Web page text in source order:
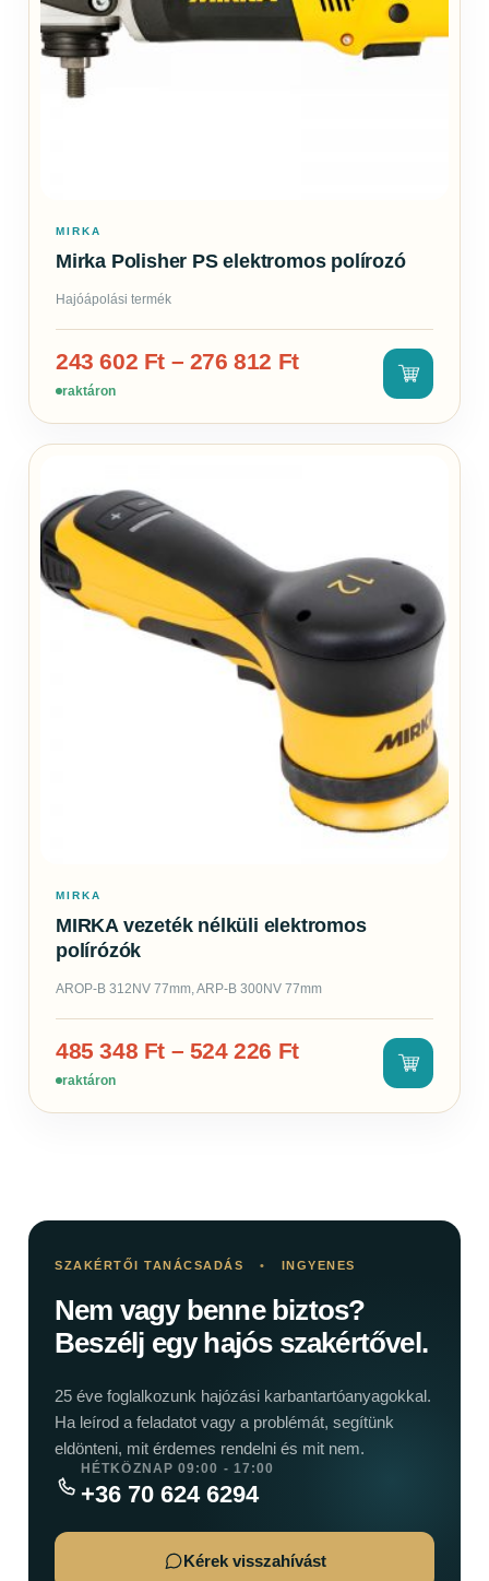
MIRKA
Mirka Polisher PS elektromos polírozó
Hajóápolási termék
243 602 Ft – 276 812 Ft
raktáron
MIRKA
MIRKA vezeték nélküli elektromos
polírózók
AROP-B 312NV 77mm, ARP-B 300NV 77mm
485 348 Ft – 524 226 Ft
raktáron
SZAKÉRTŐI TANÁCSADÁS • INGYENES
Nem vagy benne biztos?
Beszélj egy hajós szakértővel.
25 éve foglalkozunk hajózási karbantartóanyagokkal.
Ha leírod a feladatot vagy a problémát, segítünk
eldönteni, mit érdemes rendelni és mit nem.
HÉTKÖZNAP 09:00 - 17:00
+36 70 624 6294
Kérek visszahívást